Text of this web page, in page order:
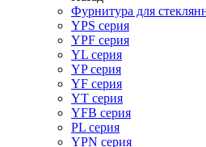
Фурнитура для
YPS серия
YPF серия
YL серия
YP серия
YF серия
YT серия
YFB серия
PL серия
YPN серия